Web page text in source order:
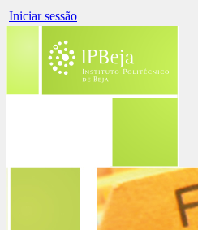
Iniciar sessão